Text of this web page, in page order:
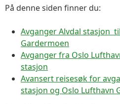
På denne siden finner du:
Avganger Alvdal stasjon
Gardermoen
Avganger fra Oslo
stasjon
Avansert reisesøk for
stasjon og Oslo Lufthavn